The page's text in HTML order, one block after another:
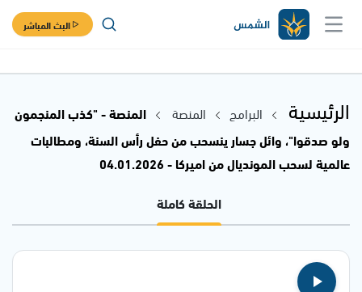
البث المباشر
الرئيسية البرامج المنصة
المنصة - "كذب المنجمون
ولو صدقوا"، وائل جسار ينسحب من حفل رأس السنة، ومطالبات
عالمية لسحب المونديال من اميركا - 04.01.2026
الحلقة كاملة